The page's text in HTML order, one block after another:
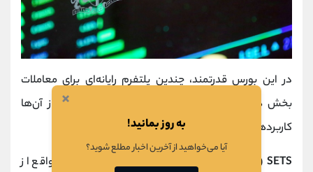
در این بورس قدرتمند، چندین پلتفرم رایانه‌ای برای معاملات
بخش های مختلف در نظر گرفته شده که هر کدام از آن‌ها
کاربردهای خاص خود را دارد.
SETS (بورس اوراق بهادار الکترونیک):
این پلتفرم در واقع از
×
به روز بمانید!
آیا می‌خواهید از آخرین اخبار مطلع شوید؟